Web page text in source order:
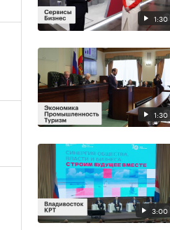
1:30
1:30
3:00